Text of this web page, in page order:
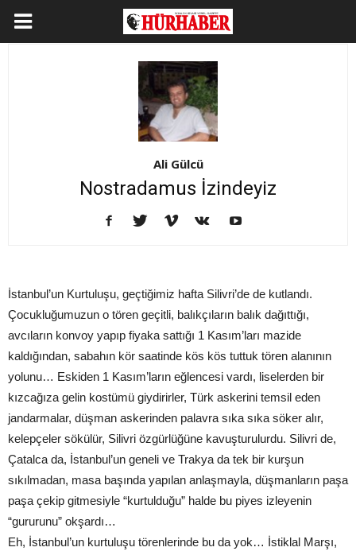
Ali Gülcü
Nostradamus İzindeyiz
İstanbul’un Kurtuluşu, geçtiğimiz hafta Silivri’de de kutlandı.
Çocukluğumuzun o tören geçitli, balıkçıların balık dağıttığı,
avcıların konvoy yapıp fiyaka sattığı 1 Kasım’ları mazide
kaldığından, sabahın kör saatinde kös kös tuttuk tören alanının
yolunu… Eskiden 1 Kasım’ların eğlencesi vardı, liselerden bir
kızcağıza gelin kostümü giydirirler, Türk askerini temsil eden
jandarmalar, düşman askerinden palavra sıka sıka söker alır,
kelepçeler sökülür, Silivri özgürlüğüne kavuşturulurdu. Silivri de,
Çatalca da, İstanbul’un geneli ve Trakya da tek bir kurşun
sıkılmadan, masa başında yapılan anlaşmayla, düşmanların paşa
paşa çekip gitmesiyle “kurtulduğu” halde bu piyes izleyenin
“gururunu” okşardı…
Eh, İstanbul’un kurtuluşu törenlerinde bu da yok… İstiklal Marşı,